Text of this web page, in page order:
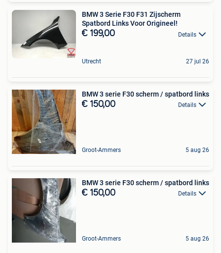
BMW 3 Serie F30 F31 Zijscherm
Spatbord Links Voor Origineel!
€ 199,00 Details
Utrecht 27 jul 26
BMW 3 serie F30 scherm / spatbord links
€ 150,00 Details
Groot-Ammers 5 aug 26
BMW 3 serie F30 scherm / spatbord links
€ 150,00 Details
Groot-Ammers 5 aug 26